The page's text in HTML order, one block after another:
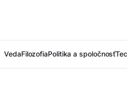
VedaFilozofiaPolitika a spoločnosť